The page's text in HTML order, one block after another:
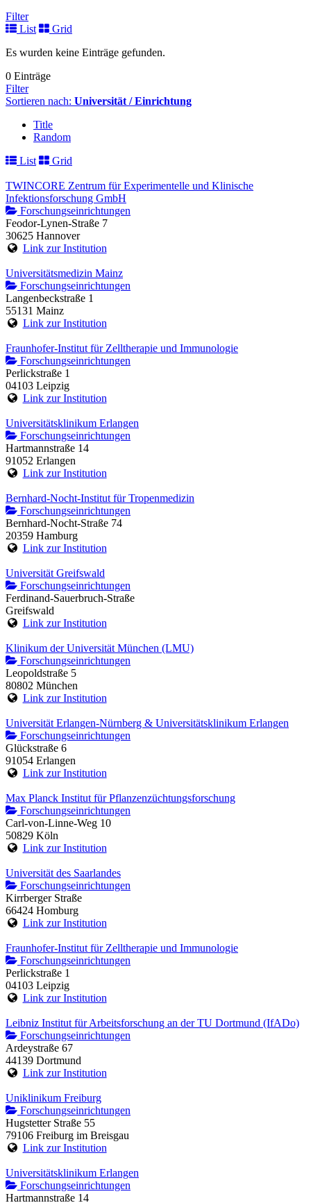
Filter
List
Grid
Es wurden keine Einträge gefunden.
0 Einträge
Filter
Sortieren nach: Universität / Einrichtung
Title
Random
List
Grid
TWINCORE Zentrum für Experimentelle und Klinische
Infektionsforschung GmbH
Forschungseinrichtungen
Feodor-Lynen-Straße 7
30625 Hannover
Link zur Institution
Universitätsmedizin Mainz
Forschungseinrichtungen
Langenbeckstraße 1
55131 Mainz
Link zur Institution
Fraunhofer-Institut für Zelltherapie und Immunologie
Forschungseinrichtungen
Perlickstraße 1
04103 Leipzig
Link zur Institution
Universitätsklinikum Erlangen
Forschungseinrichtungen
Hartmannstraße 14
91052 Erlangen
Link zur Institution
Bernhard-Nocht-Institut für Tropenmedizin
Forschungseinrichtungen
Bernhard-Nocht-Straße 74
20359 Hamburg
Link zur Institution
Universität Greifswald
Forschungseinrichtungen
Ferdinand-Sauerbruch-Straße
Greifswald
Link zur Institution
Klinikum der Universität München (LMU)
Forschungseinrichtungen
Leopoldstraße 5
80802 München
Link zur Institution
Universität Erlangen-Nürnberg & Universitätsklinikum Erlangen
Forschungseinrichtungen
Glückstraße 6
91054 Erlangen
Link zur Institution
Max Planck Institut für Pflanzenzüchtungsforschung
Forschungseinrichtungen
Carl-von-Linne-Weg 10
50829 Köln
Link zur Institution
Universität des Saarlandes
Forschungseinrichtungen
Kirrberger Straße
66424 Homburg
Link zur Institution
Fraunhofer-Institut für Zelltherapie und Immunologie
Forschungseinrichtungen
Perlickstraße 1
04103 Leipzig
Link zur Institution
Leibniz Institut für Arbeitsforschung an der TU Dortmund (IfADo)
Forschungseinrichtungen
Ardeystraße 67
44139 Dortmund
Link zur Institution
Uniklinikum Freiburg
Forschungseinrichtungen
Hugstetter Straße 55
79106 Freiburg im Breisgau
Link zur Institution
Universitätsklinikum Erlangen
Forschungseinrichtungen
Hartmannstraße 14